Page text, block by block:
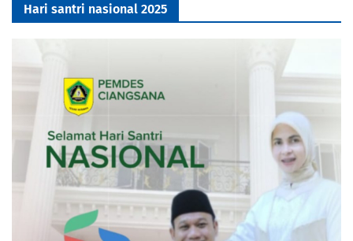
Hari santri nasional 2025